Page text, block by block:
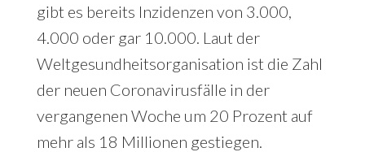
gibt es bereits Inzidenzen von 3.000,
4.000 oder gar 10.000. Laut der
Weltgesundheitsorganisation ist die Zahl
der neuen Coronavirusfälle in der
vergangenen Woche um 20 Prozent auf
mehr als 18 Millionen gestiegen.